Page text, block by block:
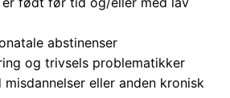
abstinenser
og trivsels problematikker
eller anden kronisk